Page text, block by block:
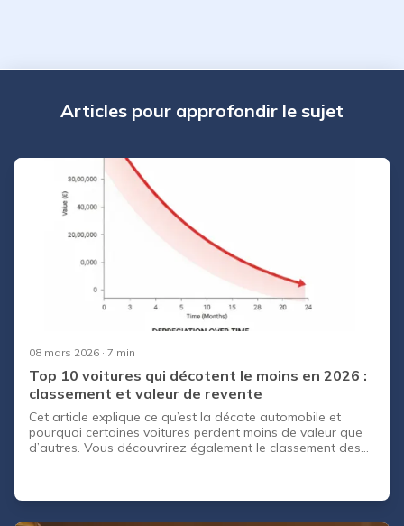
Articles pour approfondir le sujet
08 mars 2026 · 7 min
Top 10 voitures qui décotent le moins en 2026 :
classement et valeur de revente
Cet article explique ce qu’est la décote automobile et
pourquoi certaines voitures perdent moins de valeur que
d’autres. Vous découvrirez également le classement des